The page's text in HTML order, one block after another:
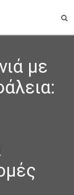
με